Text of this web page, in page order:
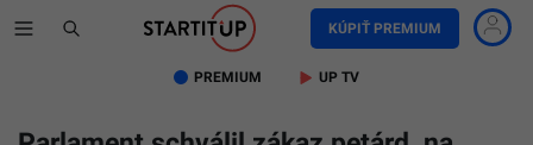
KÚPIŤ PREMIUM
PREMIUM UP TV